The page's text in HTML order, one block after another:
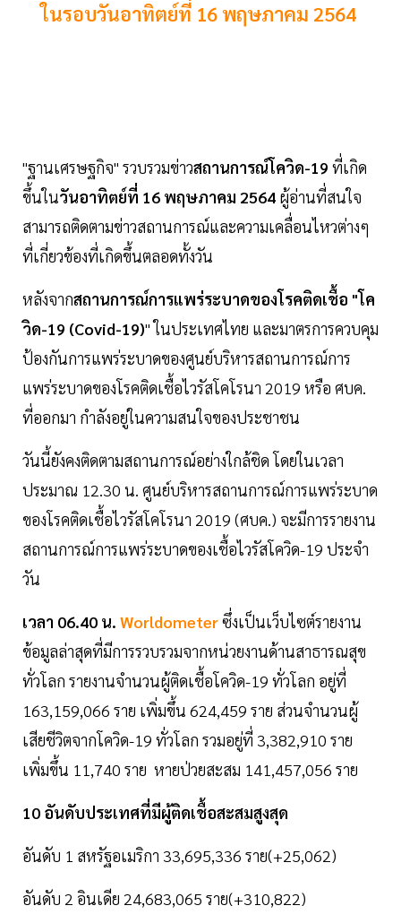
ในรอบวันอาทิตย์ที่ 16 พฤษภาคม 2564
"ฐานเศรษฐกิจ" รวบรวมข่าวสถานการณ์โควิด-19 ที่เกิด
ขึ้นในวันอาทิตย์ที่ 16 พฤษภาคม 2564 ผู้อ่านที่สนใจ
สามารถติดตามข่าวสถานการณ์และความเคลื่อนไหวต่างๆ
ที่เกี่ยวข้องที่เกิดขึ้นตลอดทั้งวัน
หลังจากสถานการณ์การแพร่ระบาดของโรคติดเชื้อ "โค
วิด-19 (Covid-19)" ในประเทศไทย และมาตรการควบคุม
ป้องกันการแพร่ระบาดของศูนย์บริหารสถานการณ์การ
แพร่ระบาดของโรคติดเชื้อไวรัสโคโรนา 2019 หรือ ศบค.
ที่ออกมา กำลังอยู่ในความสนใจของประชาชน
วันนี้ยังคงติดตามสถานการณ์อย่างใกล้ชิด โดยในเวลา
ประมาณ 12.30 น. ศูนย์บริหารสถานการณ์การแพร่ระบาด
ของโรคติดเชื้อไวรัสโคโรนา 2019 (ศบค.) จะมีการรายงาน
สถานการณ์การแพร่ระบาดของเชื้อไวรัสโควิด-19 ประจำ
วัน
เวลา 06.40 น. Worldometerซึ่งเป็นเว็บไซต์รายงาน
ข้อมูลล่าสุดที่มีการรวบรวมจากหน่วยงานด้านสาธารณสุข
ทั่วโลก รายงานจำนวนผู้ติดเชื้อโควิด-19 ทั่วโลก อยู่ที่
163,159,066 ราย เพิ่มขึ้น 624,459 ราย ส่วนจำนวนผู้
เสียชีวิตจากโควิด-19 ทั่วโลก รวมอยู่ที่ 3,382,910 ราย
เพิ่มขึ้น 11,740 ราย หายป่วยสะสม 141,457,056 ราย
10 อันดับประเทศที่มีผู้ติดเชื้อสะสมสูงสุด
อันดับ 1 สหรัฐอเมริกา 33,695,336 ราย(+25,062)
อันดับ 2 อินเดีย 24,683,065 ราย(+310,822)